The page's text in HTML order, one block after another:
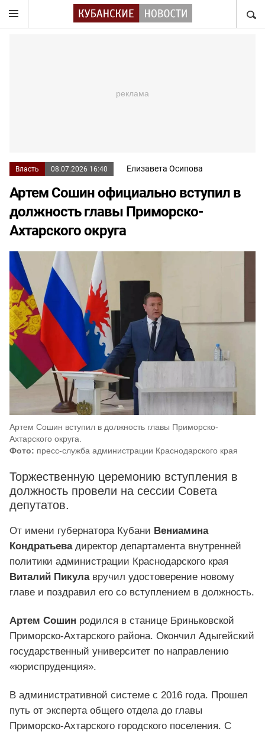
Власть 08.07.2026 16:40 Елизавета Осипова
Артем Сошин официально вступил в
должность главы Приморско-
Ахтарского округа
Артем Сошин вступил в должность главы Приморско-
Ахтарского округа.
Фото: пресс-служба администрации Краснодарского края
Торжественную церемонию вступления в
должность провели на сессии Совета
депутатов.
От имени губернатора Кубани Вениамина
Кондратьевадиректор департамента внутренней
политики администрации Краснодарского края
Виталий Пикула вручил удостоверение новому
главе и поздравил его со вступлением в должность.
Артем Сошин родился в станице Бриньковской
Приморско-Ахтарского района. Окончил Адыгейский
государственный университет по направлению
«юриспруденция».
В административной системе с 2016 года. Прошел
путь от эксперта общего отдела до главы
Приморско‑Ахтарского городского поселения. С